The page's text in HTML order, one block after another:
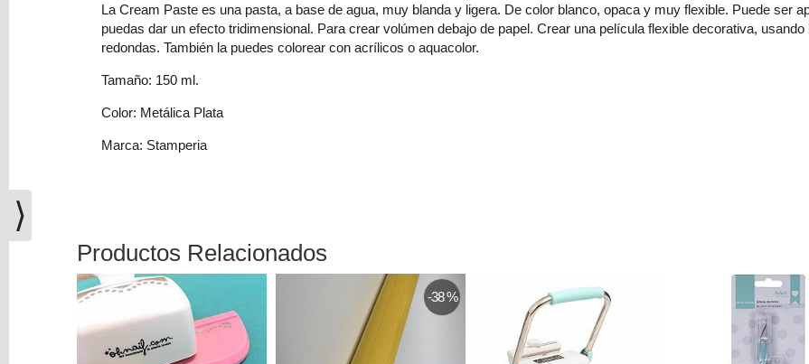
compra
está
vacío
Redes
La Cream Paste es una pasta, a base de agua, muy blanda y ligera. De color blanco, opaca y muy flexible. Puede ser
puedas dar un efecto tridimensional. Para crear volúmen debajo de papel. Crear una película flexible decorativa,
redondas. También la puedes colorear con acrílicos o aquacolor.
Tamaño: 150 ml.
Color: Metálica Plata
Marca: Stamperia
Productos Relacionados
-38 %
⟩